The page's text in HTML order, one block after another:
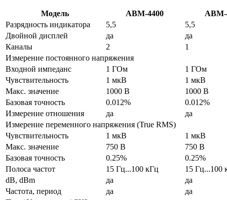
Модель АВМ-4400
АВМ-
Разрядность индикатора
5,5
5,5
Двойной дисплей
да
да
Каналы
2
1
Измерение постоянного напряжения
Входной импеданс
1 ГОм
1 ГОм
Чувствительность
1 мкВ
1 мкВ
Макс. значение
1000 В
1000 В
Базовая точность
0.012%
0.012%
Измерение отношения
да
да
Измерение переменного напряжения (True RMS)
Чувствительность
1 мкВ
1 мкВ
Макс. значение
750 В
750 В
Базовая точность
0.25%
0.25%
Полоса частот
15 Гц...100 кГц
15 Гц...100
dB, dBm
да
да
Частота, период
да
да